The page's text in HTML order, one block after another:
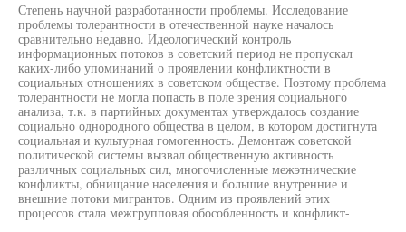
Степень научной разработанности проблемы. Исследование
проблемы толерантности в отечественной науке началось
сравнительно недавно. Идеологический контроль
информационных потоков в советский период не пропускал
каких-либо упоминаний о проявлении конфликтности в
социальных отношениях в советском обществе. Поэтому проблема
толерантности не могла попасть в поле зрения социального
анализа, т.к. в партийных документах утверждалось создание
социально однородного общества в целом, в котором достигнута
социальная и культурная гомогенность. Демонтаж советской
политической системы вызвал общественную активность
различных социальных сил, многочисленные межэтнические
конфликты, обнищание населения и большие внутренние и
внешние потоки мигрантов. Одним из проявлений этих
процессов стала межгрупповая обособленность и конфликт-